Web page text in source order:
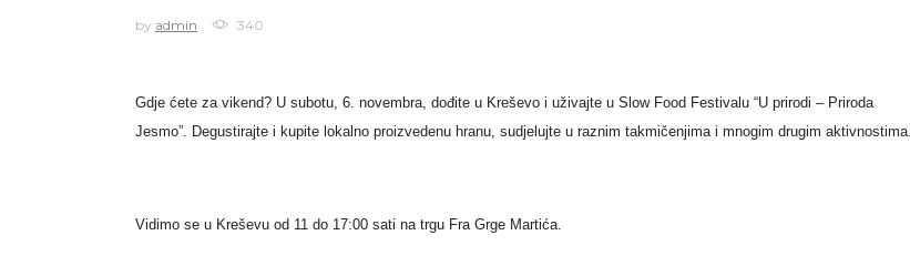
by admin 340
Gdje ćete za vikend? U subotu, 6. novembra, dođite u Kreševo i uživajte u Slow Food Festivalu “U prirodi – Priroda
Jesmo”. Degustirajte i kupite lokalno proizvedenu hranu, sudjelujte u raznim takmičenjima i mnogim drugim aktivnostima.
Vidimo se u Kreševu od 11 do 17:00 sati na trgu Fra Grge Martića.